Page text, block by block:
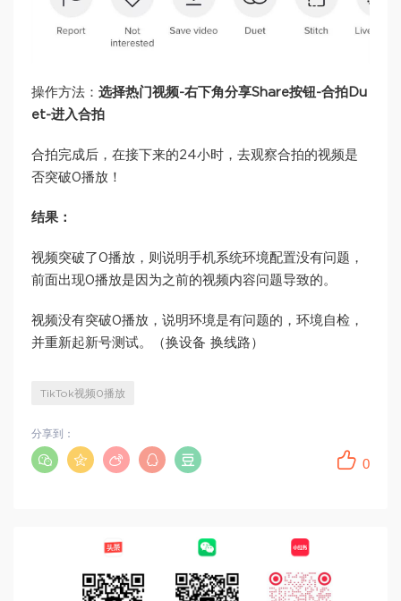
操作方法： 选择热门视频-右下角分享Share按钮-合拍Du
et-进入合拍
合拍完成后，在接下来的24小时，去观察合拍的视频是
否突破0播放！
结果：
视频突破了0播放，则说明手机系统环境配置没有问题，
前面出现0播放是因为之前的视频内容问题导致的。
视频没有突破0播放，说明环境是有问题的，环境自检，
并重新起新号测试。（换设备 换线路）
TikTok视频0播放
0
分享到：